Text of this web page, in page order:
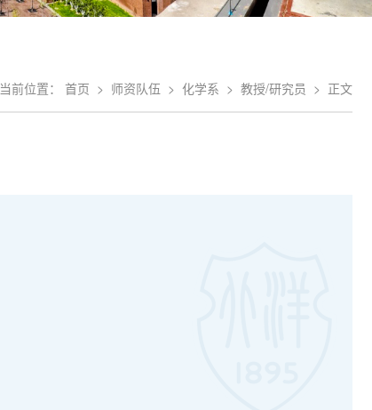
当前位置： 首页 > 师资队伍 > 化学系 > 教授/研究员 > 正文